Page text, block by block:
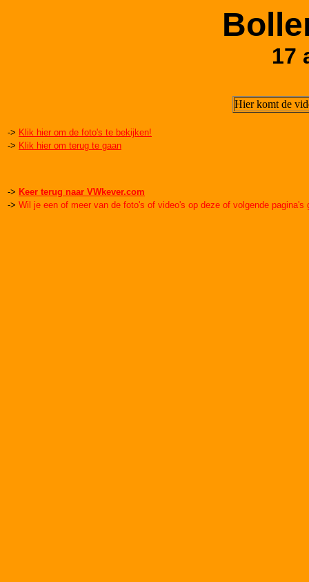
17
Hier komt de
-> Klik hier om de foto's te bekijken!
-> Klik hier om terug te gaan
-> Keer terug naar VWkever.com
-> Wil je een of meer van de foto's of video's op deze of volgende